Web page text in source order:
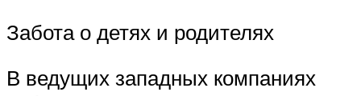
Забота о детях и родителях
В ведущих западных компаниях